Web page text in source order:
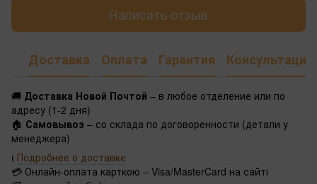
Написать отзыв
Доставка Оплата Гарантия Консультация
🚚 Доставка Новой Почтой – в любое отделение или по
адресу (1-2 дня)
🏠 Самовывоз – со склада по договоренности (детали у
менеджера)
ℹ️ Подробнее о доставке
💳 Онлайн-оплата карткою – Visa/MasterCard на сайті